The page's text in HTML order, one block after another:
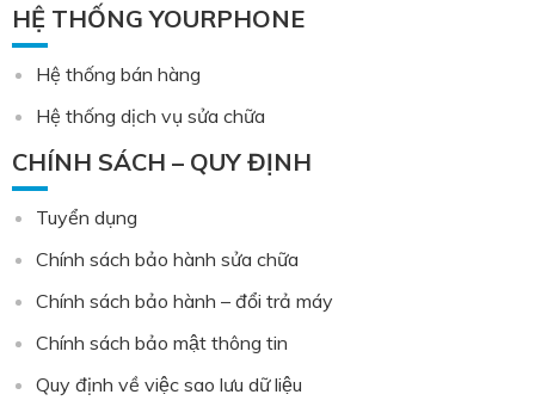
HỆ THỐNG YOURPHONE
Hệ thống bán hàng
Hệ thống dịch vụ sửa chữa
CHÍNH SÁCH – QUY ĐỊNH
Tuyển dụng
Chính sách bảo hành sửa chữa
Chính sách bảo hành – đổi trả máy
Chính sách bảo mật thông tin
Quy định về việc sao lưu dữ liệu